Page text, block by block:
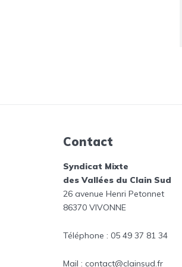
Contact
Syndicat Mixte
des Vallées du Clain Sud
26 avenue Henri Petonnet
86370 VIVONNE
Téléphone : 05 49 37 81 34
Mail : contact@clainsud.fr